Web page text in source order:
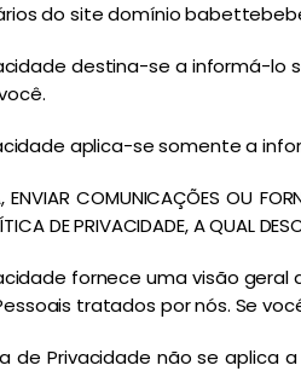
do site domínio
destina-se a informá-
aplica-se somente a
COMUNICAÇÕES OU
DE PRIVACIDADE, A QUAL
fornece uma visão
tratados por nós. Se
de Privacidade não se aplica